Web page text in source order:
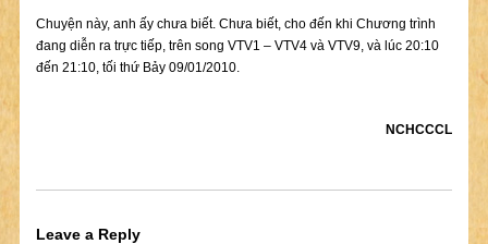
Chuyện này, anh ấy chưa biết. Chưa biết, cho đến khi Chương trình
đang diễn ra trực tiếp, trên song VTV1 – VTV4 và VTV9, và lúc 20:10
đến 21:10, tối thứ Bảy 09/01/2010.
NCHCCCL
Leave a Reply